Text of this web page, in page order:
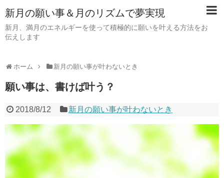
新月の願い事＆月のリズムで夢実現
新月、満月のエネルギーを使って積極的に願いを叶える方法をお
伝えします
ホーム 新月の願い事が叶わないとき
願い事は、書けば叶う？
2018/8/12 新月の願い事が叶わないとき